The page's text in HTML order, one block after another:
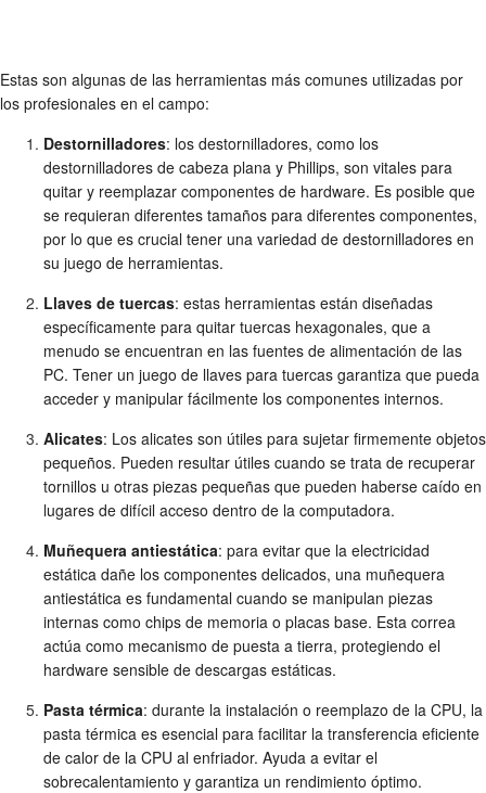
Estas son algunas de las herramientas más comunes utilizadas por
los profesionales en el campo:
Destornilladores: los destornilladores, como los
destornilladores de cabeza plana y Phillips, son vitales para
quitar y reemplazar componentes de hardware. Es posible que
se requieran diferentes tamaños para diferentes componentes,
por lo que es crucial tener una variedad de destornilladores en
su juego de herramientas.
Llaves de tuercas: estas herramientas están diseñadas
específicamente para quitar tuercas hexagonales, que a
menudo se encuentran en las fuentes de alimentación de las
PC. Tener un juego de llaves para tuercas garantiza que pueda
acceder y manipular fácilmente los componentes internos.
Alicates: Los alicates son útiles para sujetar firmemente objetos
pequeños. Pueden resultar útiles cuando se trata de recuperar
tornillos u otras piezas pequeñas que pueden haberse caído en
lugares de difícil acceso dentro de la computadora.
Muñequera antiestática: para evitar que la electricidad
estática dañe los componentes delicados, una muñequera
antiestática es fundamental cuando se manipulan piezas
internas como chips de memoria o placas base. Esta correa
actúa como mecanismo de puesta a tierra, protegiendo el
hardware sensible de descargas estáticas.
Pasta térmica: durante la instalación o reemplazo de la CPU, la
pasta térmica es esencial para facilitar la transferencia eficiente
de calor de la CPU al enfriador. Ayuda a evitar el
sobrecalentamiento y garantiza un rendimiento óptimo.